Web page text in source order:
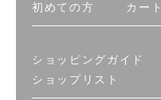
初めての方
カート
ショッピングガイド
ショップリスト